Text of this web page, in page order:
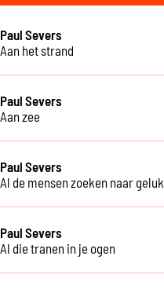
Paul Severs
Aan het strand
Paul Severs
Aan zee
Paul Severs
Al de mensen zoeken naar geluk
Paul Severs
Al die tranen in je ogen